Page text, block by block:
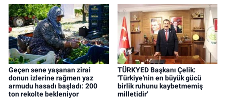
Geçen sene yaşanan zirai
donun izlerine rağmen yaz
armudu hasadı başladı: 200
ton rekolte bekleniyor
TÜRKYED Başkanı Çelik:
'Türkiye'nin en büyük gücü
birlik ruhunu kaybetmemiş
milletidir'